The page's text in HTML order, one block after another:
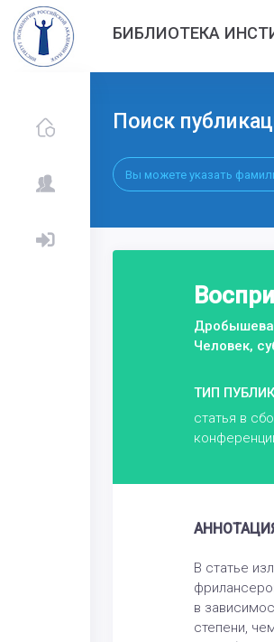
БИБЛИОТЕКА
Поиск
Дробышева
Человек,
ТИП
статья в
В статье
в
степени,